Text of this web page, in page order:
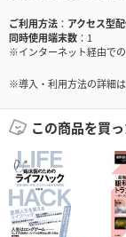
ご利用方法
アクセス型
同時使用端末数
1
※インターネット経由で
※導入・利用方法の詳細は
この商品を買